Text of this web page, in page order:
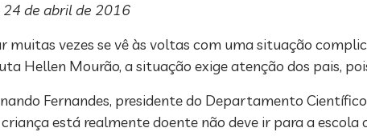
24 de abril de 2016
muitas vezes se vê às voltas com uma situação
Hellen Mourão, a situação exige atenção dos pais,
Fernandes, presidente do Departamento
está realmente doente não deve ir para a